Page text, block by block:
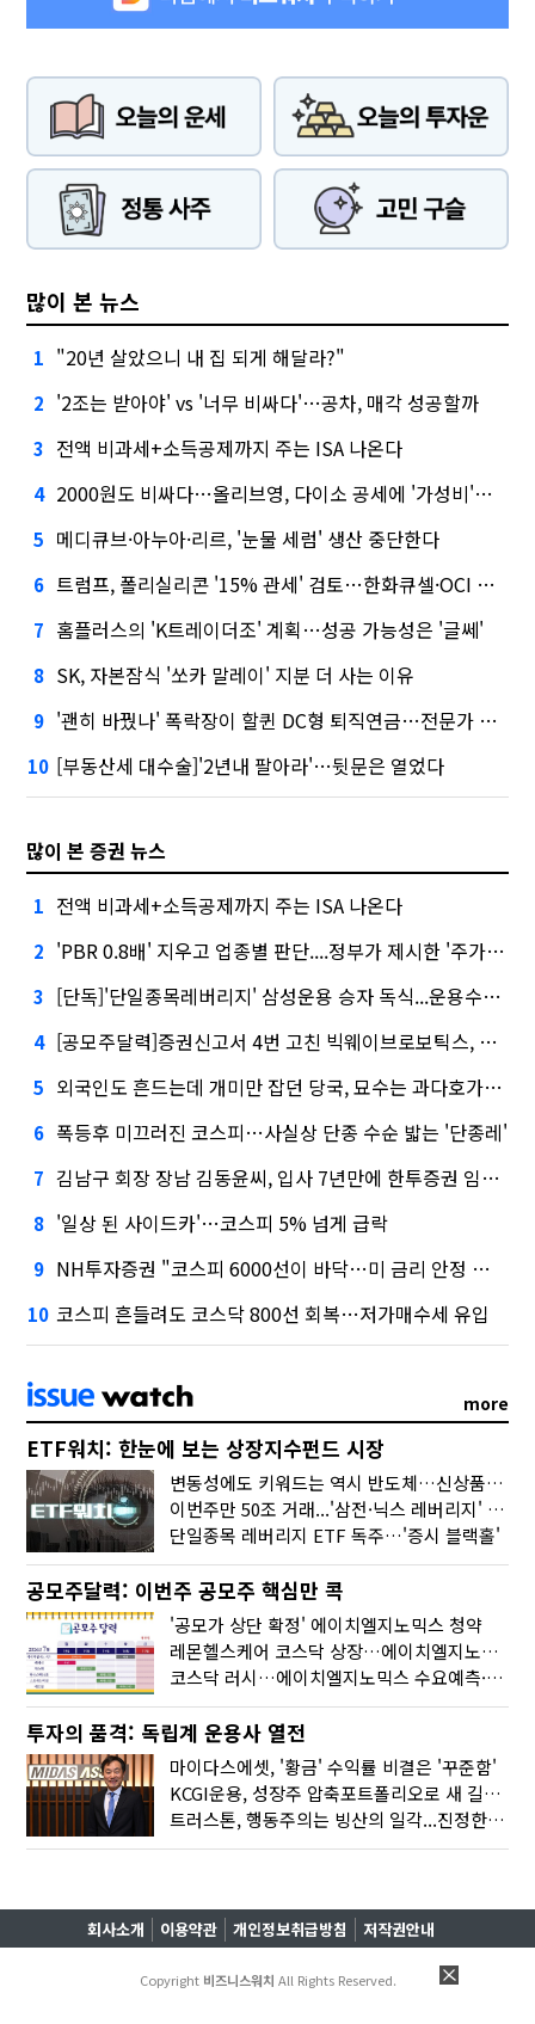
많이 본 뉴스
1 "20년 살았으니 내 집 되게 해달라?"
2 '2조는 받아야' vs '너무 비싸다'…공차, 매각 성공할까
3 전액 비과세+소득공제까지 주는 ISA 나온다
4 2000원도 비싸다…올리브영, 다이소 공세에 '가성비'로 맞불
5 메디큐브·아누아·리르, '눈물 세럼' 생산 중단한다
6 트럼프, 폴리실리콘 '15% 관세' 검토…한화큐셀·OCI 영향은?
7 홈플러스의 'K트레이더조' 계획…성공 가능성은 '글쎄'
8 SK, 자본잠식 '쏘카 말레이' 지분 더 사는 이유
9 '괜히 바꿨나' 폭락장이 할퀸 DC형 퇴직연금…전문가 조언은
10 [부동산세 대수술]'2년내 팔아라'…뒷문은 열었다
많이 본 증권 뉴스
1 전액 비과세+소득공제까지 주는 ISA 나온다
2 'PBR 0.8배' 지우고 업종별 판단....정부가 제시한 '주가 누르기' 방지법
3 [단독]'단일종목레버리지' 삼성운용 승자 독식...운용수익 미래에셋의 6배
4 [공모주달력]증권신고서 4번 고친 빅웨이브로보틱스, 수요예측
5 외국인도 흔드는데 개미만 잡던 당국, 묘수는 과다호가부담금?
6 폭등후 미끄러진 코스피…사실상 단종 수순 밟는 '단종레'
7 김남구 회장 장남 김동윤씨, 입사 7년만에 한투증권 임원 승진
8 '일상 된 사이드카'…코스피 5% 넘게 급락
9 NH투자증권 "코스피 6000선이 바닥…미 금리 안정 후 추가 회복"
10 코스피 흔들려도 코스닥 800선 회복…저가매수세 유입
more
ETF워치: 한눈에 보는 상장지수펀드 시장
변동성에도 키워드는 역시 반도체…신상품은 우주·방산
이번주만 50조 거래...'삼전·닉스 레버리지' 수익률은 -30%
단일종목 레버리지 ETF 독주…'증시 블랙홀'
공모주달력: 이번주 공모주 핵심만 콕
'공모가 상단 확정' 에이치엘지노믹스 청약
레몬헬스케어 코스닥 상장…에이치엘지노믹스 수요예측
코스닥 러시…에이치엘지노믹스 수요예측·레메디 청약
투자의 품격: 독립계 운용사 열전
마이다스에셋, '황금' 수익률 비결은 '꾸준함'
KCGI운용, 성장주 압축포트폴리오로 새 길을 그리다
트러스톤, 행동주의는 빙산의 일각...진정한 힘은 '주식형 강자'
회사소개 이용약관 개인정보취급방침 저작권안내
Copyright 비즈니스워치 All Rights Reserved.